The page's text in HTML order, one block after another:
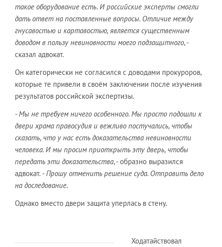
такое оборудование есть. И российские эксперты смогли
дать ответ на поставленные вопросы. Отличие между
гнусавостью и картавостью, является существенным
доводом в пользу невиновности моего подзащитного, -
сказал адвокат.
Он категорически не согласился с доводами прокуроров,
которые те привели в своём заключении после изучения
результатов российской экспертизы.
- Мы не требуем ничего особенного. Мы просто подошли к
двери храма правосудия и вежливо постучались, чтобы
сказать, что у нас есть доказательства невиновности
человека. И мы просим приоткрыть эту дверь, чтобы
передать эти доказательства, - образно выразился
адвокат. - Прошу отменить решение суда. Отправить дело
на доследование.
Однако вместо двери защита уперлась в стену.
Ходатайствовал